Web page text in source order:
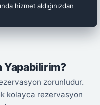
hizmet aldığınızdan
Yapabilirim?
zorunludur.
kolayca rezervasyon